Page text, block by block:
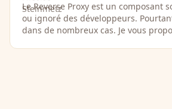
Le Reverse Proxy est un composant
ou ignoré des développeurs.
dans de nombreux cas. Je vous